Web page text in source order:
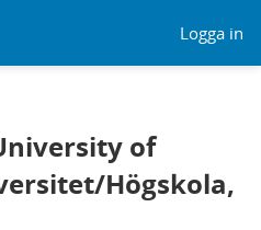
Logga in
of
Högskola,